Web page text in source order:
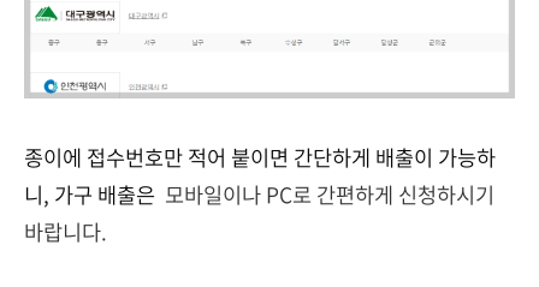
종이에 접수번호만 적어 붙이면 간단하게 배출이 가능하
니, 가구 배출은 모바일이나 PC로 간편하게 신청하시기
바랍니다.